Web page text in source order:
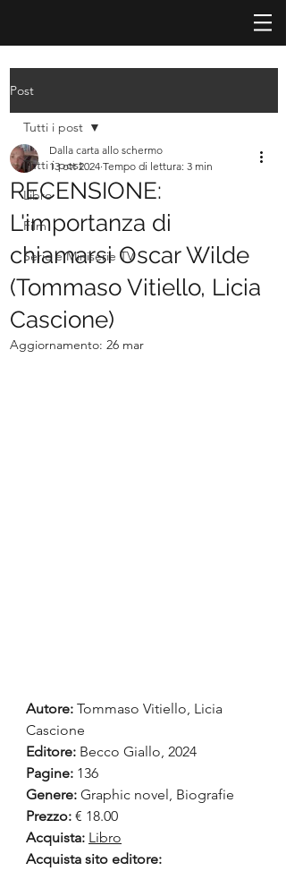
Post
Tutti i post
Libro
Film
Serie e Miniserie TV
Tutti i post
RECENSIONE:
L'importanza di
chiamarsi Oscar Wilde
(Tommaso Vitiello, Licia
Cascione)
Dalla carta allo schermo
13 ott 2024 Tempo di lettura: 3 min
Aggiornamento: 26 mar
Autore: Tommaso Vitiello, Licia
Cascione
Editore: Becco Giallo, 2024
Pagine: 136
Genere: Graphic novel, Biografie
Prezzo: € 18.00
Acquista: Libro
Acquista sito editore: